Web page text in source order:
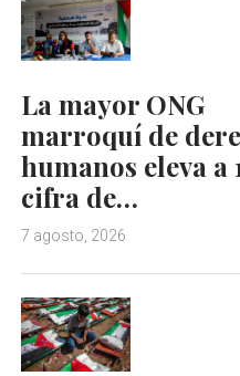
La mayor ONG
marroquí de
humanos eleva a
cifra de…
7 agosto, 2026